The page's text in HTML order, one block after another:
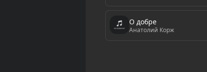
О добре
Анатолий Корж